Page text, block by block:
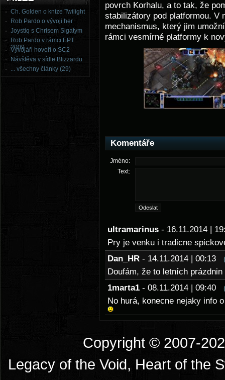
Ch. Golden o knize Twilight
Rob Pardo o vývoji her
Joystiq s Chrisem Sigatym
Rob Pardo v rámci EPT
2009
Vývojáři hovoří o SC2
Návštěva v sídle Blizzardu
... všechny články (29)
povrch Korhalu, a to tak, že
stabilizátory pod platformou. V
mechanismus, který jim
rámci vesmírné platformy k
Komentáře
Jméno:
Text:
ultramarinus - 16.11.2014 |
Pry je venku i tradicne
Dan_HR - 14.11.2014 | 00:13
Doufám, že to letních
1marta1 - 08.11.2014 | 09:40
No hurá, konecne nejaky info
Copyright © 2007-
Legacy of the Void, Heart of the